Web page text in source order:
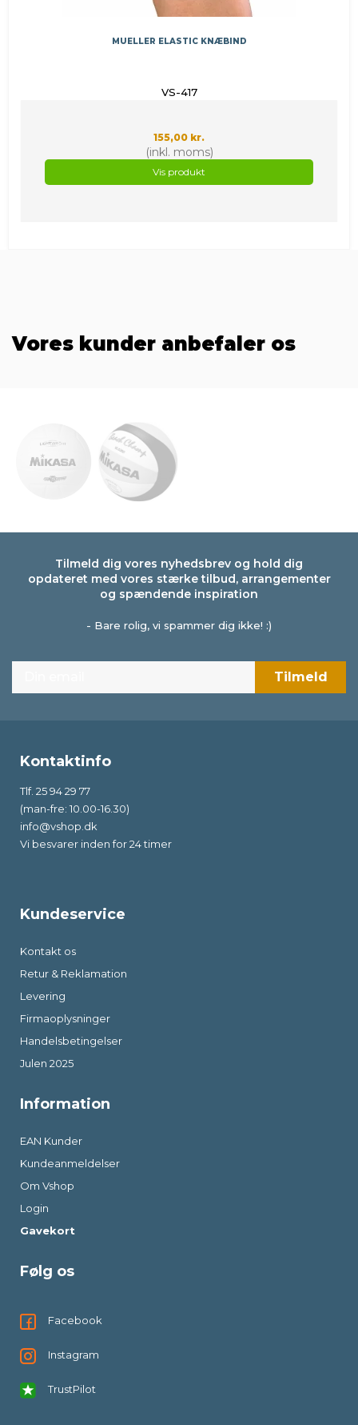
MUELLER ELASTIC KNÆBIND
VS-417
155,00 kr.
(inkl. moms)
Vis produkt
Vores kunder anbefaler os
Tilmeld dig vores nyhedsbrev og hold dig
opdateret med vores stærke tilbud, arrangementer
og spændende inspiration
- Bare rolig, vi spammer dig ikke! :)
Kontaktinfo
Tlf. 25 94 29 77
(man-fre: 10.00-16.30)
info@vshop.dk
Vi besvarer inden for 24 timer
Kundeservice
Kontakt os
Retur & Reklamation
Levering
Firmaoplysninger
Handelsbetingelser
Julen 2025
Information
EAN Kunder
Kundeanmeldelser
Om Vshop
Login
Gavekort
Følg os
Facebook
Instagram
TrustPilot